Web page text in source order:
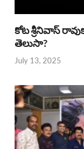
కోట శ్రీనివాస్
తెలుసా?
July 13, 2025